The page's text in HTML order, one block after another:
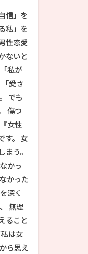
信」を
私」を
性恋愛
ないと
私が
愛さ
でも
傷つ
女性
す。 女
う。
かっ
かった
深く
無理
ること
は女
ら思え